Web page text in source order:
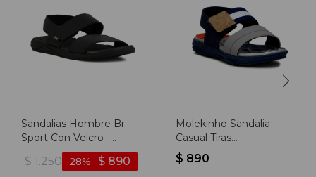
Sandalias Hombre Br
Sport Con Velcro -
$ 1.250 $ 890
28
Molekinho Sandalia
Casual Tiras
Combinadas C/velcro -
Marino-gris
$ 890